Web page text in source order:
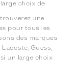
choix de
une
pour tous les
des marques
Guess,
un large choix